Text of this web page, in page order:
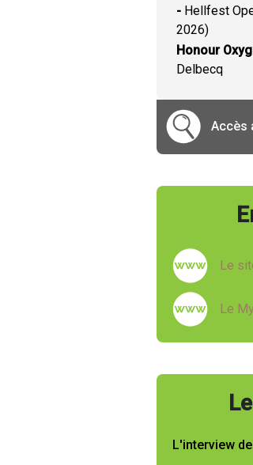
- Hellfest
2026)
Honour
Delbecq
Accès
Le
Le
L'interview